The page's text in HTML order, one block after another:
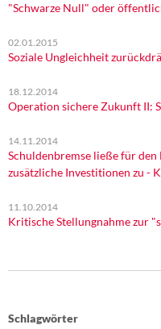
"Schwarze Null" oder
02.01.2015
Soziale Ungleichheit
18.12.2014
Operation sichere Zukunft II:
14.11.2014
Schuldenbremse ließe für
zusätzliche Investitionen zu -
11.10.2014
Kritische Stellungnahme zur
Schlagwörter